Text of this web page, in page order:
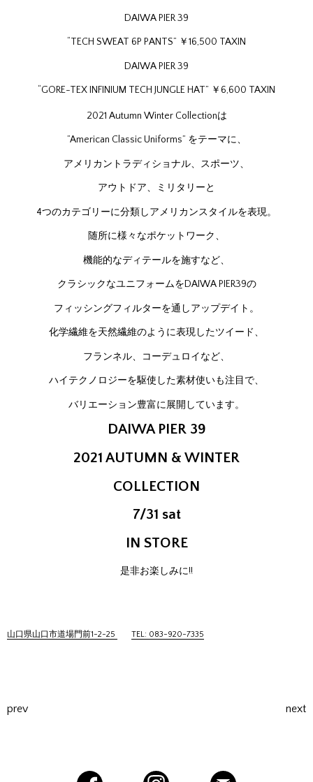
DAIWA PIER 39
“TECH SWEAT 6P PANTS” ￥16,500 TAXIN
DAIWA PIER 39
“GORE-TEX INFINIUM TECH JUNGLE HAT” ￥6,600 TAXIN
2021 Autumn Winter Collectionは
”American Classic Uniforms” をテーマに、
アメリカントラディショナル、スポーツ、
アウトドア、ミリタリーと
4つのカテゴリーに分類しアメリカンスタイルを表現。
随所に様々なポケットワーク、
機能的なディテールを施すなど、
クラシックなユニフォームをDAIWA PIER39の
フィッシングフィルターを通しアップデイト。
化学繊維を天然繊維のように表現したツイード、
フランネル、コーデュロイなど、
ハイテクノロジーを駆使した素材使いも注⽬で、
バリエーション豊富に展開しています。
DAIWA PIER 39
2021 AUTUMN & WINTER
COLLECTION
7/31 sat
IN STORE
是非お楽しみに!!
山口県山口市道場門前1-2-25 TEL: 083-920-7335
prev next